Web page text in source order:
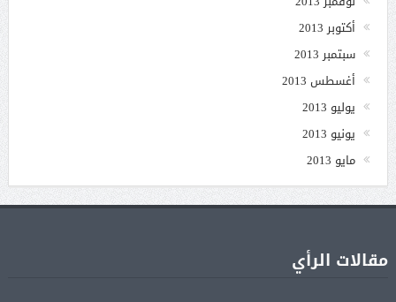
أكتوبر 2013
سبتمبر 2013
أغسطس 2013
يوليو 2013
يونيو 2013
مايو 2013
مقالات الرأي